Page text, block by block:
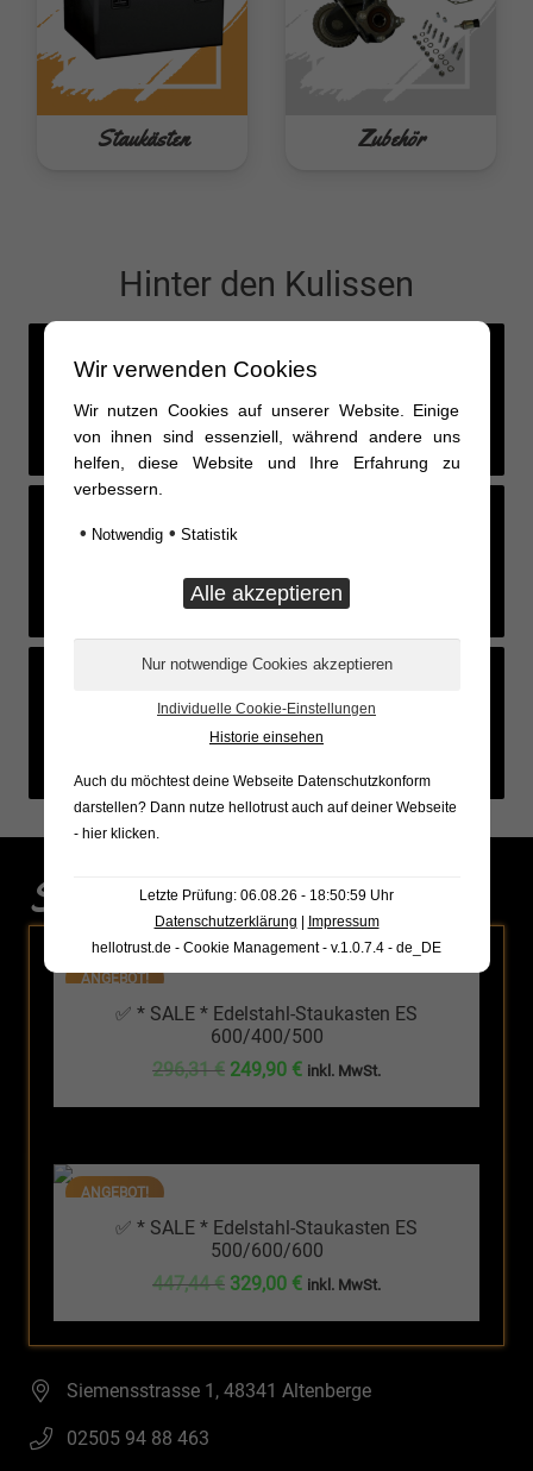
Staukästen Zubehör
Hinter den Kulissen
Sonderaktionen
ANGEBOT!
✅ * SALE * Edelstahl-Staukasten ES
600/400/500
296,31€ Ursprünglicher
296,31 €
249,90 €Aktueller
249,90 €.
inkl. MwSt.
ANGEBOT!
✅ * SALE * Edelstahl-Staukasten ES
500/600/600
447,44€ Ursprünglicher
war:
447,44 €
329,00 €Aktueller
ist:
329,00 €.
inkl. MwSt.
Siemensstrasse 1, 48341 Altenberge
02505 94 88 463
Wir verwenden Cookies
Wir nutzen Cookies auf unserer Website. Einige
von ihnen sind essenziell, während andere uns
helfen, diese Website und Ihre Erfahrung zu
verbessern.
• Notwendig • Statistik
Individuelle Cookie-Einstellungen
Historie einsehen
Auch du möchtest deine Webseite Datenschutzkonform
darstellen? Dann nutze hellotrust auch auf deiner Webseite
- hier klicken
Letzte Prüfung: 06.08.26 - 18:50:59 Uhr
Datenschutzerklärung | Impressum
hellotrust.de - Cookie Management - v.1.0.7.4 - de_DE